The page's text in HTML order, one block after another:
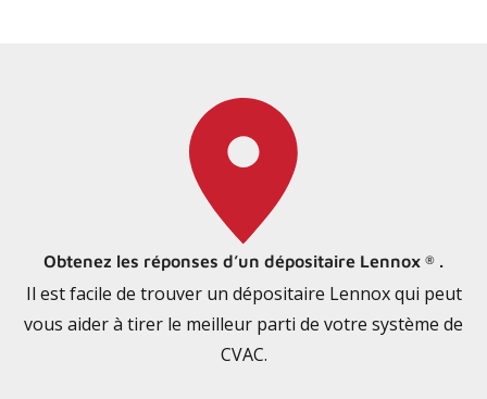
Obtenez les réponses d’un dépositaire Lennox ® .
Il est facile de trouver un dépositaire Lennox qui peut
vous aider à tirer le meilleur parti de votre système de
CVAC.